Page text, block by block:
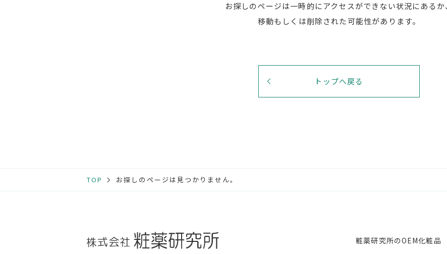
お探しのページは一時的にアクセスができない状況にあるか
移動もしくは削除された可能性があります。
トップへ戻る
TOP お探しのページは見つかりません。
粧薬研究所のOEM化粧品